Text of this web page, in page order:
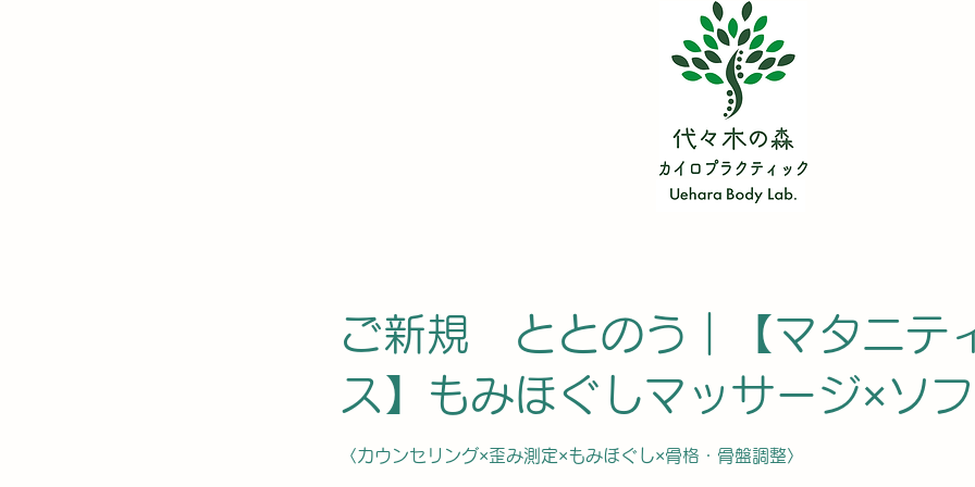
ご新規 ととのう｜【マタニテ
ス】もみほぐしマッサージ×ソ
〈カウンセリング×歪み測定×もみほぐし×骨格・骨盤調整〉